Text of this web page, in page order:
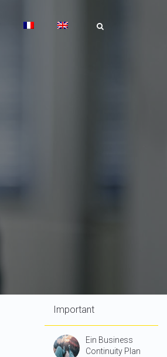
Important
Ein Business
Continuity Plan